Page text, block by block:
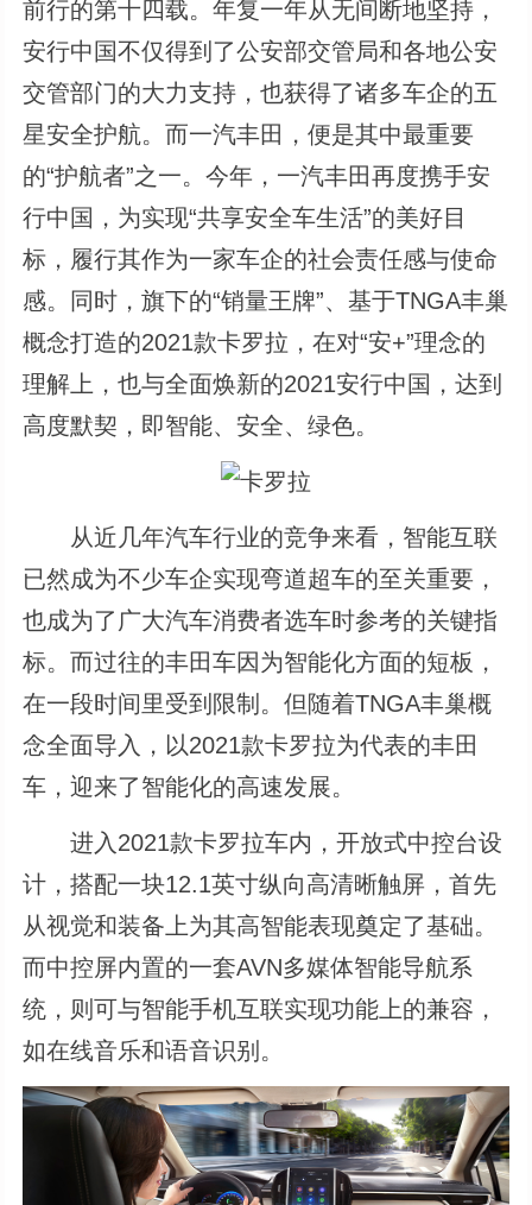
前行的第十四载。年复一年从无间断地坚持，
安行中国不仅得到了公安部交管局和各地公安
交管部门的大力支持，也获得了诸多车企的五
星安全护航。而一汽丰田，便是其中最重要
的“护航者”之一。今年，一汽丰田再度携手安
行中国，为实现“共享安全车生活”的美好目
标，履行其作为一家车企的社会责任感与使命
感。同时，旗下的“销量王牌”、基于TNGA丰巢
概念打造的2021款卡罗拉，在对“安+”理念的
理解上，也与全面焕新的2021安行中国，达到
高度默契，即智能、安全、绿色。
从近几年汽车行业的竞争来看，智能互联
已然成为不少车企实现弯道超车的至关重要，
也成为了广大汽车消费者选车时参考的关键指
标。而过往的丰田车因为智能化方面的短板，
在一段时间里受到限制。但随着TNGA丰巢概
念全面导入，以2021款卡罗拉为代表的丰田
车，迎来了智能化的高速发展。
进入2021款卡罗拉车内，开放式中控台设
计，搭配一块12.1英寸纵向高清晰触屏，首先
从视觉和装备上为其高智能表现奠定了基础。
而中控屏内置的一套AVN多媒体智能导航系
统，则可与智能手机互联实现功能上的兼容，
如在线音乐和语音识别。